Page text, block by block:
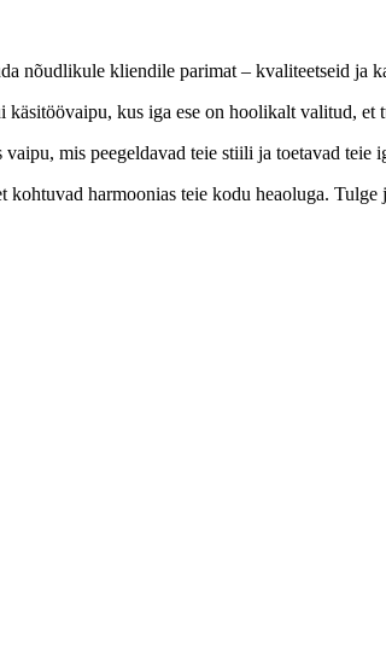
nõudlikule kliendile parimat – kvaliteetseid ja
kus iga ese on hoolikalt valitud, et
mis peegeldavad teie stiili ja toetavad teie
harmoonias teie kodu heaoluga.